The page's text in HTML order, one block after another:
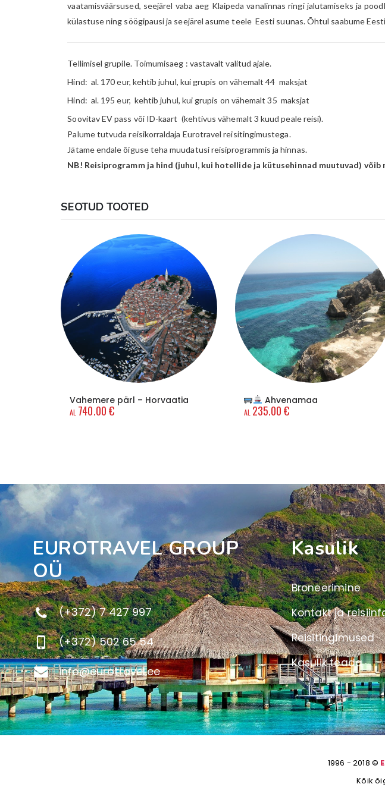
vaatamisväärsused, seejärel vaba aeg Klaipeda vanalinnas ringi jalutamiseks ja
külastuse ning söögipausi ja seejärel asume teele Eesti suunas. Õhtul saabume
Tellimisel grupile. Toimumisaeg : vastavalt valitud ajale.
Hind: al. 170 eur, kehtib juhul, kui grupis on vähemalt 44 maksjat
Hind: al. 195 eur, kehtib juhul, kui grupis on vähemalt 35 maksjat
Soovitav EV pass või ID-kaart (kehtivus vähemalt 3 kuud peale reisi).
Palume tutvuda reisikorraldaja Eurotravel reisitingimustega.
Jätame endale õiguse teha muudatusi reisiprogrammis ja hinnas.
NB! Reisiprogramm ja hind (juhul, kui hotellide ja kütusehinnad muutuvad)
SEOTUD TOOTED
Vahemere pärl – Horvaatia
740.00€
Ahvenamaa
235.00€
EUROTRAVEL GROUP
OÜ
(+372) 7 427 997
(+372) 502 65 54
info@eurotravel.ee
Kasulik
Broneerimine
Kontakt ja
Reisitingimused
Kasulik teada
1996 - 2018 ©
Kõik